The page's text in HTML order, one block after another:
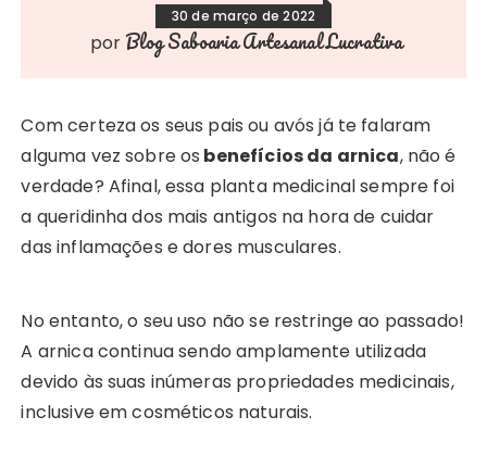
30 de março de 2022
por Blog Saboaria Artesanal Lucrativa
Com certeza os seus pais ou avós já te falaram
alguma vez sobre os benefícios da arnica, não é
verdade? Afinal, essa planta medicinal sempre foi
a queridinha dos mais antigos na hora de cuidar
das inflamações e dores musculares.
No entanto, o seu uso não se restringe ao passado!
A arnica continua sendo amplamente utilizada
devido às suas inúmeras propriedades medicinais,
inclusive em cosméticos naturais.